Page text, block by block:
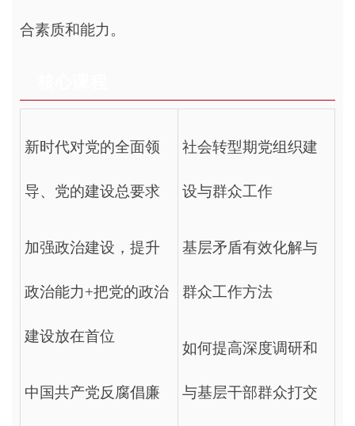
合素质和能力。
新时代对党的全面领
导、党的建设总要求
加强政治建设，提升
政治能力+把党的政治
建设放在首位
中国共产党反腐倡廉
社会转型期党组织建
设与群众工作
基层矛盾有效化解与
群众工作方法
如何提高深度调研和
与基层干部群众打交